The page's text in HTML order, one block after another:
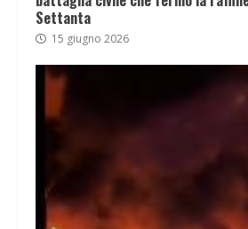
Settanta
15 giugno 2026